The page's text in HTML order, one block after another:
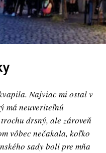
Najviac mi ostal v
má neuveriteľnú
drsný, ale zároveň
vôbec nečakala, koľko
sady boli pre mňa